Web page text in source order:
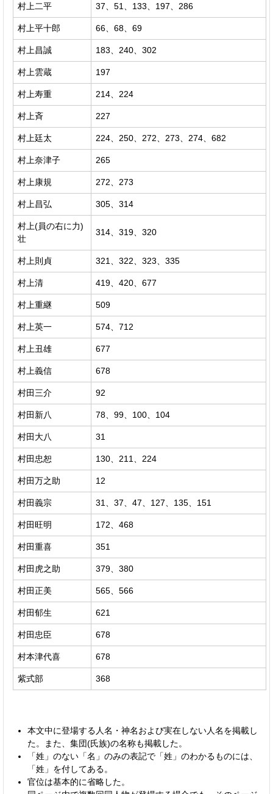
村上二平 37、51、133、197、286
村上平十郎 66、68、69
村上昌誠 183、240、302
村上雲蔵 197
村上寿重 214、224
村上斉 227
村上廷太 224、250、272、273、274、682
村上奈津子 265
村上康規 272、273
村上昌弘 305、314
村上(員の右に力)
壮
314、319、320
村上則貞 321、322、323、335
村上清 419、420、677
村上重継 509
村上英一 574、712
村上丑雄 677
村上義信 678
村田三介 92
村田新八 78、99、100、104
村田大八 31
村田忠恕 130、211、224
村田万之助 12
村田義宗 31、37、47、127、135、151
村田旺明 172、468
村田重喜 351
村田虎之助 379、380
村田正美 565、566
村田郁生 621
村田忠臣 678
村本津代喜 678
紫式部 368
本文中に登場する人名・神名および実在しない人名を掲載し
た。また、集団(氏族)の名称も掲載した。
「姓」のない「名」のみの表記で「姓」のわかるものには、
「姓」を付してある。
官位は基本的に省略した。